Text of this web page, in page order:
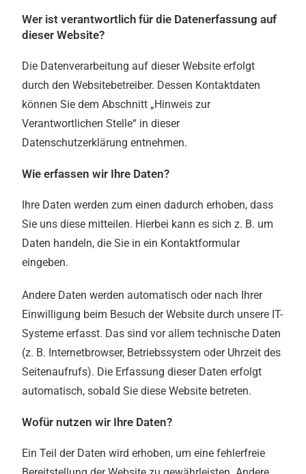
Wer ist verantwortlich für die Datenerfassung auf
dieser Website?
Die Datenverarbeitung auf dieser Website erfolgt
durch den Websitebetreiber. Dessen Kontaktdaten
können Sie dem Abschnitt „Hinweis zur
Verantwortlichen Stelle“ in dieser
Datenschutzerklärung entnehmen.
Wie erfassen wir Ihre Daten?
Ihre Daten werden zum einen dadurch erhoben, dass
Sie uns diese mitteilen. Hierbei kann es sich z. B. um
Daten handeln, die Sie in ein Kontaktformular
eingeben.
Andere Daten werden automatisch oder nach Ihrer
Einwilligung beim Besuch der Website durch unsere IT-
Systeme erfasst. Das sind vor allem technische Daten
(z. B. Internetbrowser, Betriebssystem oder Uhrzeit des
Seitenaufrufs). Die Erfassung dieser Daten erfolgt
automatisch, sobald Sie diese Website betreten.
Wofür nutzen wir Ihre Daten?
Ein Teil der Daten wird erhoben, um eine fehlerfreie